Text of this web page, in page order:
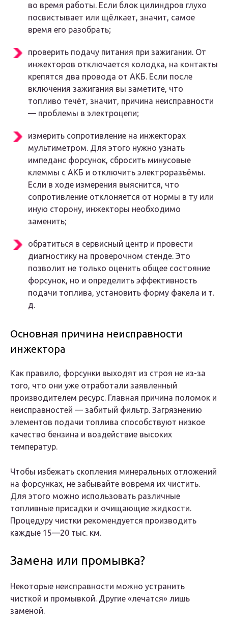
во время работы. Если блок цилиндров глухо
посвистывает или щёлкает, значит, самое
время его разобрать;
проверить подачу питания при зажигании. От
инжекторов отключается колодка, на контакты
крепятся два провода от АКБ. Если после
включения зажигания вы заметите, что
топливо течёт, значит, причина неисправности
— проблемы в электроцепи;
измерить сопротивление на инжекторах
мультиметром. Для этого нужно узнать
импеданс форсунок, сбросить минусовые
клеммы с АКБ и отключить электроразъёмы.
Если в ходе измерения выяснится, что
сопротивление отклоняется от нормы в ту или
иную сторону, инжекторы необходимо
заменить;
обратиться в сервисный центр и провести
диагностику на проверочном стенде. Это
позволит не только оценить общее состояние
форсунок, но и определить эффективность
подачи топлива, установить форму факела и т.
д.
Основная причина неисправности
инжектора
Как правило, форсунки выходят из строя не из-за
того, что они уже отработали заявленный
производителем ресурс. Главная причина поломок и
неисправностей — забитый фильтр. Загрязнению
элементов подачи топлива способствуют низкое
качество бензина и воздействие высоких
температур.
Чтобы избежать скопления минеральных отложений
на форсунках, не забывайте вовремя их чистить.
Для этого можно использовать различные
топливные присадки и очищающие жидкости.
Процедуру чистки рекомендуется производить
каждые 15—20 тыс. км.
Замена или промывка?
Некоторые неисправности можно устранить
чисткой и промывкой. Другие «лечатся» лишь
заменой.